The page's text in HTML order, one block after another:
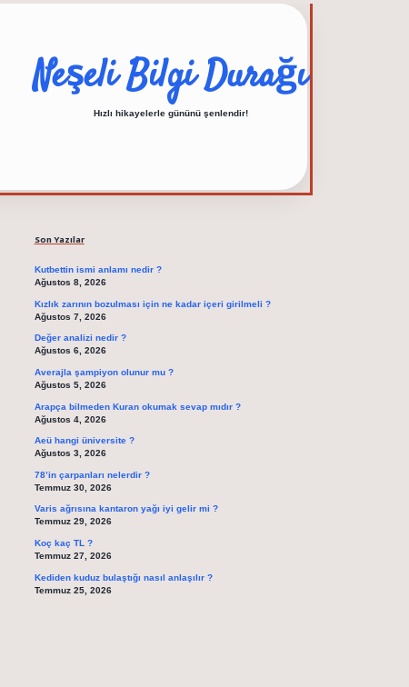
Neşeli Bilgi Durağı
Hızlı hikayelerle gününü şenlendir!
Son Yazılar
Kutbettin ismi anlamı nedir ?
Ağustos 8, 2026
Kızlık zarının bozulması için ne kadar içeri girilmeli ?
Ağustos 7, 2026
Değer analizi nedir ?
Ağustos 6, 2026
Averajla şampiyon olunur mu ?
Ağustos 5, 2026
Arapça bilmeden Kuran okumak sevap mıdır ?
Ağustos 4, 2026
Aeü hangi üniversite ?
Ağustos 3, 2026
78’in çarpanları nelerdir ?
Temmuz 30, 2026
Varis ağrısına kantaron yağı iyi gelir mi ?
Temmuz 29, 2026
Koç kaç TL ?
Temmuz 27, 2026
Kediden kuduz bulaştığı nasıl anlaşılır ?
Temmuz 25, 2026
elexbet güncel